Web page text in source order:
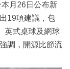
月26日公布新
19項建議，包
英式桌球及網球
調，開源比節流